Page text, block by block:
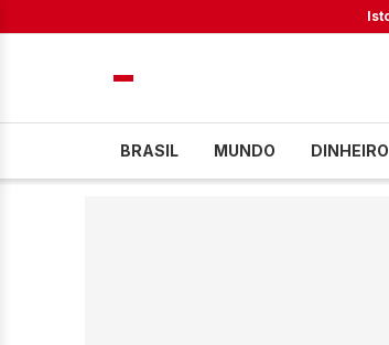
BRASIL MUNDO DINHEIRO